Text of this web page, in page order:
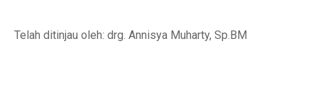
Telah ditinjau oleh: drg. Annisya Muharty, Sp.BM